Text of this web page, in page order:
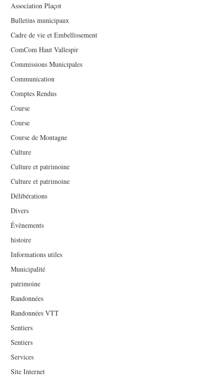
Association Plaçot
Bulletins municipaux
Cadre de vie et Embellissement
ComCom Haut Vallespir
Commissions Municipales
Communication
Comptes Rendus
Course
Course
Course de Montagne
Culture
Culture et patrimoine
Culture et patrimoine
Délibérations
Divers
Évènements
histoire
Informations utiles
Municipalité
patrimoine
Randonnées
Randonnées VTT
Sentiers
Sentiers
Services
Site Internet